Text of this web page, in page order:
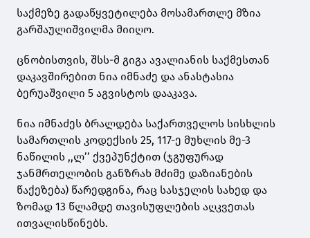
საქმეზე გადაწყვეტილება მოსამართლე მზია
გარშაულიშვილმა მიიღო.
ცნობისთვის, შსს-მ გიგა ავალიანის საქმესთან
დაკავშირებით ნია იმნაძე და ანასტასია
ბერუაშვილი 5 აგვისტოს დააკავა.
ნია იმნაძეს ბრალდება საქართველოს სისხლის
სამართლის კოდექსის 25, 117-ე მუხლის მე-3
ნაწილის ,,ლ’’ ქვეპუნქტით (ჯგუფურად
ჯანმრთელობის განზრახ მძიმე დაზიანების
წაქეზება) წარედგინა, რაც სასჯელის სახედ და
ზომად 13 წლამდე თავისუფლების აღკვეთას
ითვალისწინებს.